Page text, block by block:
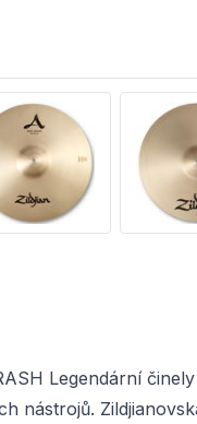
Legendární
nástrojů.